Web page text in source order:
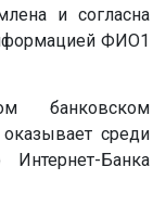
и согласна
ФИО1
банковском
среди
Интернет-Банка